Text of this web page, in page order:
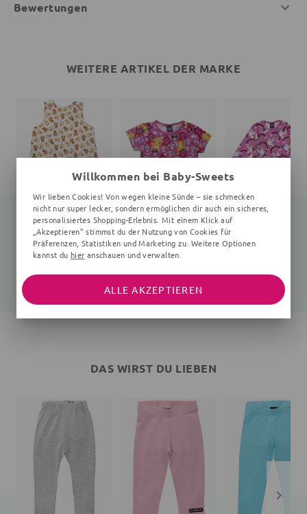
Bewertungen
WEITERE ARTIKEL DER MARKE
Schlafsack Bär Teddy
creme
33,95 €
T-Shirt
Affen
DAS WIRST DU LIEBEN
Willkommen bei Baby-Sweets
Wir lieben Cookies! Von wegen kleine Sünde – sie schmecken
nicht nur super lecker, sondern ermöglichen dir auch ein sicheres,
personalisiertes Shopping-Erlebnis. Mit einem Klick auf
„Akzeptieren“ stimmst du der Nutzung von Cookies für
Präferenzen, Statistiken und Marketing zu. Weitere Optionen
kannst du hier anschauen und verwalten.
ALLE AKZEPTIEREN